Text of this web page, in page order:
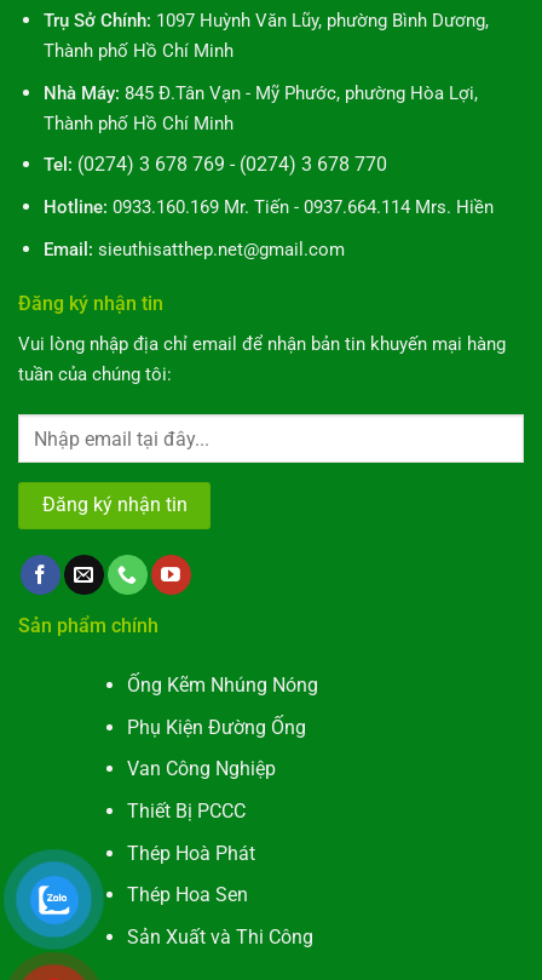
Trụ Sở Chính: 1097 Huỳnh Văn Lũy, phường Bình Dương,
Thành phố Hồ Chí Minh
Nhà Máy: 845 Đ.Tân Vạn - Mỹ Phước, phường Hòa Lợi,
Thành phố Hồ Chí Minh
Tel: (0274) 3 678 769 - (0274) 3 678 770
Hotline: 0933.160.169 Mr. Tiến - 0937.664.114 Mrs. Hiền
Email: sieuthisatthep.net@gmail.com
Đăng ký nhận tin
Vui lòng nhập địa chỉ email để nhận bản tin khuyến mại hàng
tuần của chúng tôi:
Sản phẩm chính
Ống Kẽm Nhúng Nóng
Phụ Kiện Đường Ống
Van Công Nghiệp
Thiết Bị PCCC
Thép Hoà Phát
Thép Hoa Sen
Sản Xuất và Thi Công